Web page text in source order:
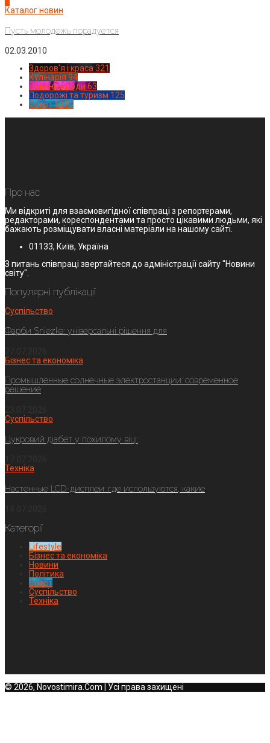
Каталог новин
Пусть молодежь порадуется
02.03.2010
Здоров'я і краса 321
Кулінарія 94
Новинки моди 63
Подорожі та туризм 125
Спорт1224
Про нас
Ми відкриті для взаємовигідної співпраці з репортерами,
редакторами, кореспондентами та просто цікавими людьми, які
бажають розміщувати власні матеріали на нашому сайті.
01133, Київ, Україна
З питань співпраці звертайтеся до адміністрації сайту "Новини
світу".
Популярні публікації
Суспільство
Фарби Sniezka: універсальні рішення для
Бізнес та економіка
Промышленные солнечные электростанции: современное
решение
Суспільство
Цукровий діабет у похилому віці:
Техніка
Настенные LCD-дисплеи: где используются, какие
Категорії
Lifestyle
Бізнес та економіка
Новини
Політика
Спорт
Суспільство
Техніка
© 2026, Novostimira.Com | Усі права захищені